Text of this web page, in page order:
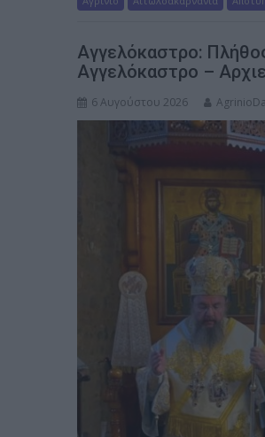
Αγγελόκαστρο:
Αγγελόκαστρο –
6 Αυγούστου 2026